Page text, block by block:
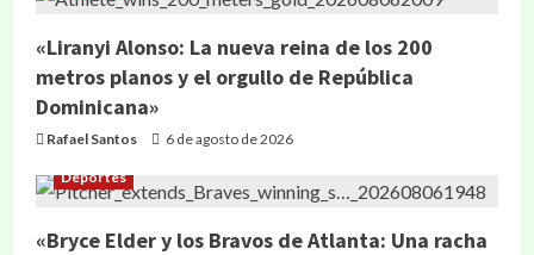
«Liranyi Alonso: La nueva reina de los 200
metros planos y el orgullo de República
Dominicana»
Rafael Santos 6 de agosto de 2026
Deportes
«Bryce Elder y los Bravos de Atlanta: Una racha